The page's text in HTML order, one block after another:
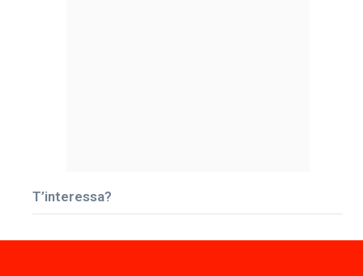
T’interessa?